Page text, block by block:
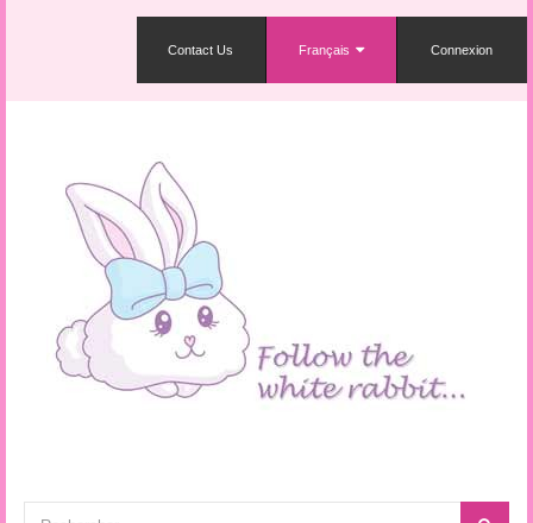
Connexion
Français
Contact Us